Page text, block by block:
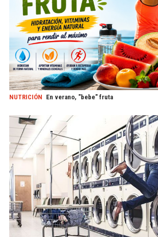
NUTRICIÓN En verano, "bebe" fruta